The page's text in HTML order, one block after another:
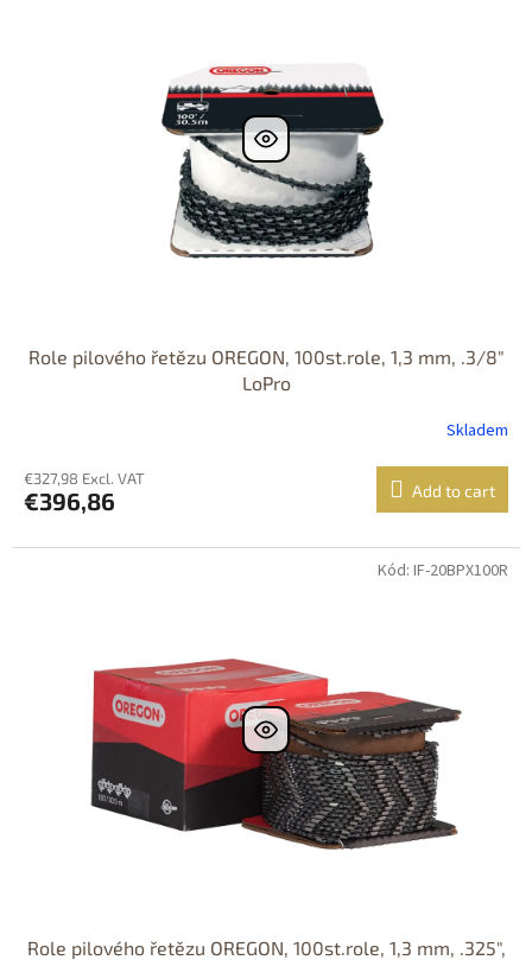
Role pilového řetězu OREGON, 100st.role, 1,3 mm, .3/8"
LoPro
Skladem
€327,98 Excl. VAT
€396,86 Add to cart
Role pilového řetězu OREGON, 100st.role, 1,3 mm, .325",
Kód: IF-20BPX100R